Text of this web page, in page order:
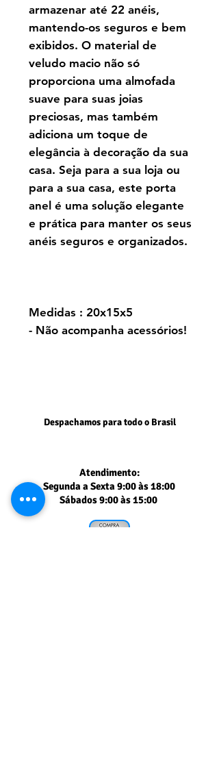
armazenar até 22 anéis,
mantendo-os seguros e bem
exibidos. O material de
veludo macio não só
proporciona uma almofada
suave para suas joias
preciosas, mas também
adiciona um toque de
elegância à decoração da sua
casa. Seja para a sua loja ou
para a sua casa, este porta
anel é uma solução elegante
e prática para manter os seus
anéis seguros e organizados.
Medidas : 20x15x5
- Não acompanha acessórios!
Despachamos para todo o Brasil
Atendimento:
Segunda a Sexta 9:00 às 18:00
Sábados 9:00 às 15:00